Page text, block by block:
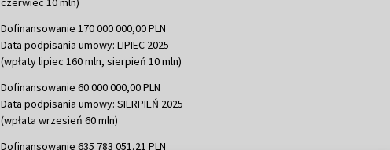
Dofinansowanie 170 000 000,00 PLN
Data podpisania umowy: LIPIEC 2025
(wpłaty lipiec 160 mln, sierpień 10 mln)
Dofinansowanie 60 000 000,00 PLN
Data podpisania umowy: SIERPIEŃ 2025
(wpłata wrzesień 60 mln)
Dofinansowanie 635 783 051,21 PLN